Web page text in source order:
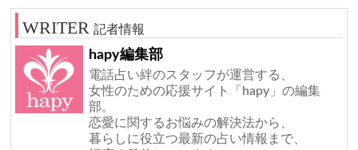
記者情報
hapy編集部
電話占い絆のスタッフが運営する、
女性のための応援サイト「hapy」の編集
部。
恋愛に関するお悩みの解決法から、
暮らしに役立つ最新の占い情報まで、